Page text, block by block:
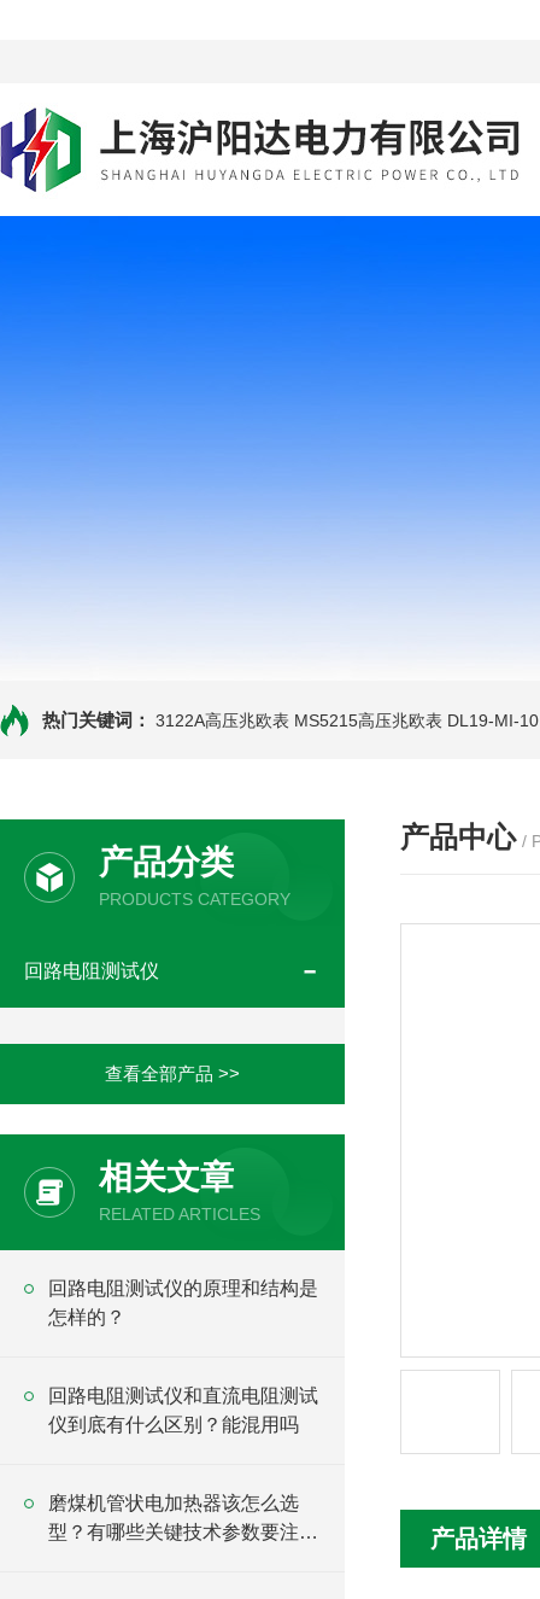
热门关键词： 3122A高压兆欧表 MS5215高压兆欧表 DL19-MI-
产品分类
PRODUCTS CATEGORY
回路电阻测试仪
查看全部产品 >>
相关文章
RELATED ARTICLES
回路电阻测试仪的原理和结构是
怎样的？
回路电阻测试仪和直流电阻测试
仪到底有什么区别？能混用吗
磨煤机管状电加热器该怎么选
型？有哪些关键技术参数要注
产品中心 /
产品详情